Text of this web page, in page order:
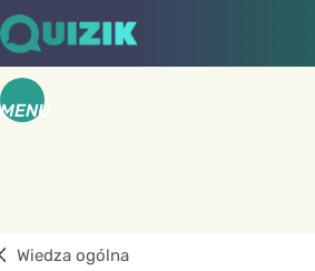
MENU
Wiedza ogólna